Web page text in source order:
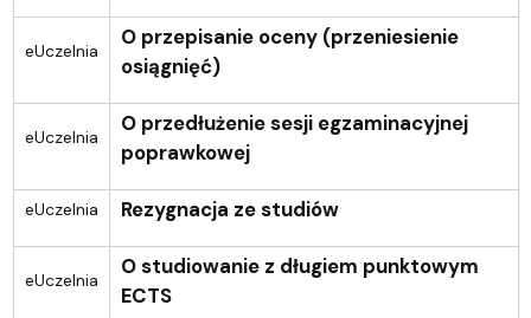
eUczelnia
O przepisanie oceny (przeniesienie
osiągnięć)
eUczelnia
O przedłużenie sesji egzaminacyjnej
poprawkowej
eUczelnia Rezygnacja ze studiów
eUczelnia
O studiowanie z długiem punktowym
ECTS